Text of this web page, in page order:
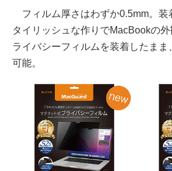
フィルム厚さはわずか0.5mm。装
タイリッシュな作りでMacBookの
ライバシーフィルムを装着したまま
可能。